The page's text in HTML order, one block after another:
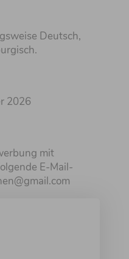
Deutsch,
2026
mit
E-Mail-